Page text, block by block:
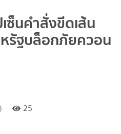
ซ็นคำสั่งขีดเส้น
รัฐบล็อกภัยควอน
25